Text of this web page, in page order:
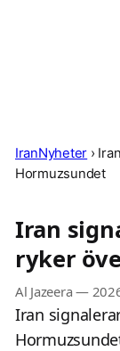
IranNyheter ›
Hormuzsundet
Iran
ryker
Al Jazeera —
Iran